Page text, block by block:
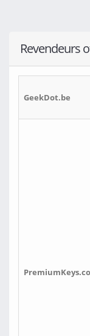
Revendeurs
GeekDot.be